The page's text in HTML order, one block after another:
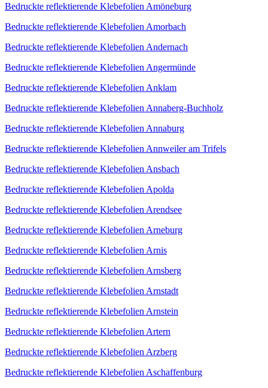
Bedruckte reflektierende Klebefolien Amöneburg
Bedruckte reflektierende Klebefolien Amorbach
Bedruckte reflektierende Klebefolien Andernach
Bedruckte reflektierende Klebefolien Angermünde
Bedruckte reflektierende Klebefolien Anklam
Bedruckte reflektierende Klebefolien Annaberg-Buchholz
Bedruckte reflektierende Klebefolien Annaburg
Bedruckte reflektierende Klebefolien Annweiler am Trifels
Bedruckte reflektierende Klebefolien Ansbach
Bedruckte reflektierende Klebefolien Apolda
Bedruckte reflektierende Klebefolien Arendsee
Bedruckte reflektierende Klebefolien Arneburg
Bedruckte reflektierende Klebefolien Arnis
Bedruckte reflektierende Klebefolien Arnsberg
Bedruckte reflektierende Klebefolien Arnstadt
Bedruckte reflektierende Klebefolien Arnstein
Bedruckte reflektierende Klebefolien Artern
Bedruckte reflektierende Klebefolien Arzberg
Bedruckte reflektierende Klebefolien Aschaffenburg